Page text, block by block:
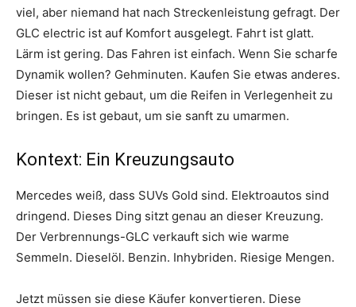
viel, aber niemand hat nach Streckenleistung gefragt. Der
GLC electric ist auf Komfort ausgelegt. Fahrt ist glatt.
Lärm ist gering. Das Fahren ist einfach. Wenn Sie scharfe
Dynamik wollen? Gehminuten. Kaufen Sie etwas anderes.
Dieser ist nicht gebaut, um die Reifen in Verlegenheit zu
bringen. Es ist gebaut, um sie sanft zu umarmen.
Kontext: Ein Kreuzungsauto
Mercedes weiß, dass SUVs Gold sind. Elektroautos sind
dringend. Dieses Ding sitzt genau an dieser Kreuzung.
Der Verbrennungs-GLC verkauft sich wie warme
Semmeln. Dieselöl. Benzin. Inhybriden. Riesige Mengen.
Jetzt müssen sie diese Käufer konvertieren. Diese